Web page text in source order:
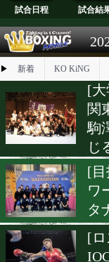
試合日程 試
▶ 新着 KO KiNG